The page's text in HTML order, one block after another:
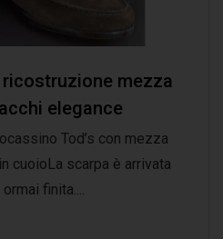
ricostruzione mezza
elegance
Tod’s con mezza
cuoioLa scarpa è arrivata
finita....